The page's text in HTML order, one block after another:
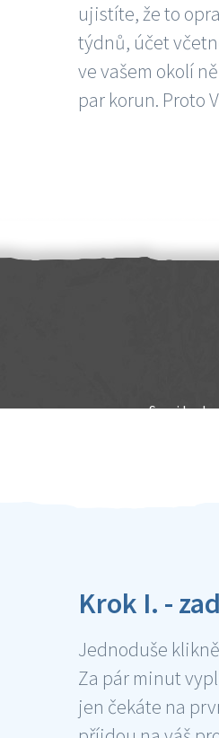
ujistíte, že to
týdnů, účet
ve vašem okolí
par korun. Proto
Sami
Krok I. -
Jednoduše
Za pár minut
jen čekáte na